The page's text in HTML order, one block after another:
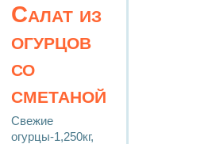
Салат из
огурцов
со
сметаной
Свежие
огурцы-1,250кг,